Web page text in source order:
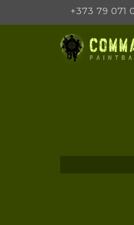
+373 79 071